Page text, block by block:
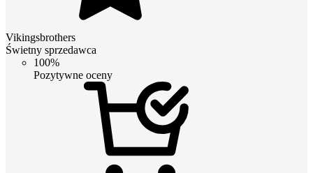
Vikingsbrothers
Świetny sprzedawca
100%
Pozytywne oceny